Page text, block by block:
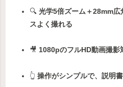
🔍 光学5倍ズーム＋28mm
スよく撮れる
🎥 1080pのフルHD動画撮影
👆 操作がシンプルで、説明